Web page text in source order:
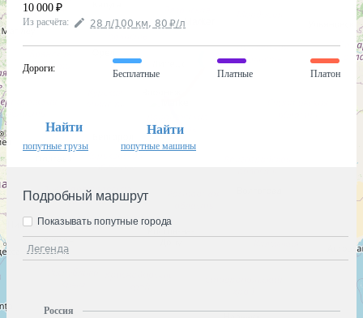
10 000 ₽
Из расчёта: 28 л/100 км, 80 ₽/л
Дороги:
Бесплатные Платные Платон
Найти
попутные грузы
Найти
попутные машины
Подробный маршрут
Легенда
Показывать попутные города
Россия